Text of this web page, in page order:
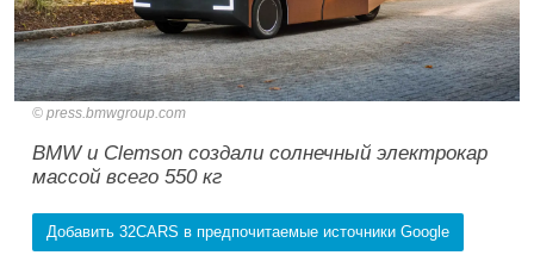
press.bmwgroup.com
BMW и Clemson создали солнечный электрокар
массой всего 550 кг
Добавить 32CARS в предпочитаемые источники Google